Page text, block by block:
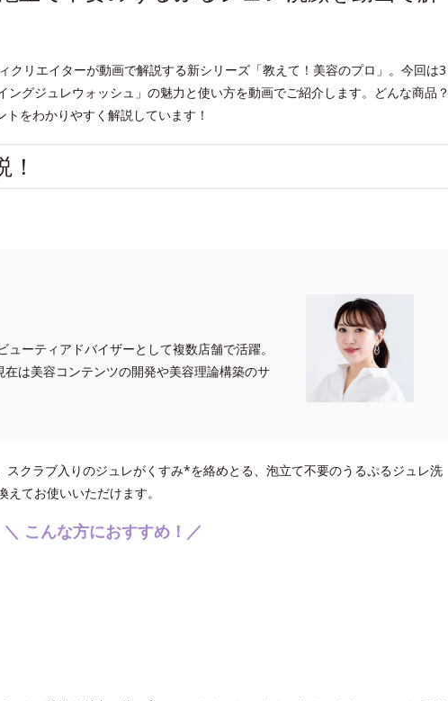
クリエイターが動画で解説する新シリーズ「教えて！美容のプロ」。今回は3
ングジュレウォッシュ」の魅力と使い方を動画でご紹介します。どんな商品？
をわかりやすく解説しています！
ーティアドバイザーとして複数店舗で活躍。
は美容コンテンツの開発や美容理論構築のサ
スクラブ入りのジュレがくすみ*を絡めとる、泡立て不要のうるぷるジュレ洗
てお使いいただけます。
＼ こんな方におすすめ！／